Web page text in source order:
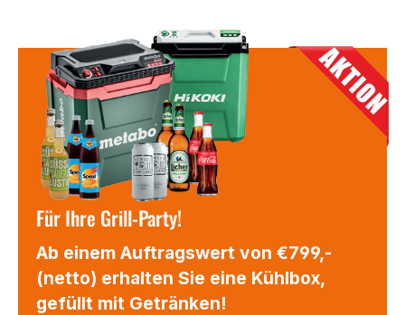
Für Ihre Grill-Party!
Ab einem Auftragswert von €799,-
(netto) erhalten Sie eine Kühlbox,
gefüllt mit Getränken!